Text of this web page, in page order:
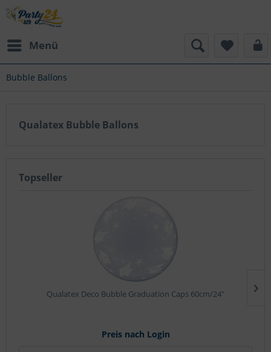
Menü
Bubble Ballons
Qualatex Bubble Ballons
Topseller
Qualatex Deco Bubble Graduation Caps 60cm/24"
Preis nach Login